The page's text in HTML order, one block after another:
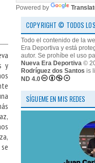
y
Powered by
COPYRIGHT © TODOS LOS
Todo el contenido de la
Era Deportiva y está
autor. Se prohíbe el uso
Nueva Era Deportiva ©
Rodríguez dos Santos is
ND 4.0
SÍGUEME EN MIS REDES